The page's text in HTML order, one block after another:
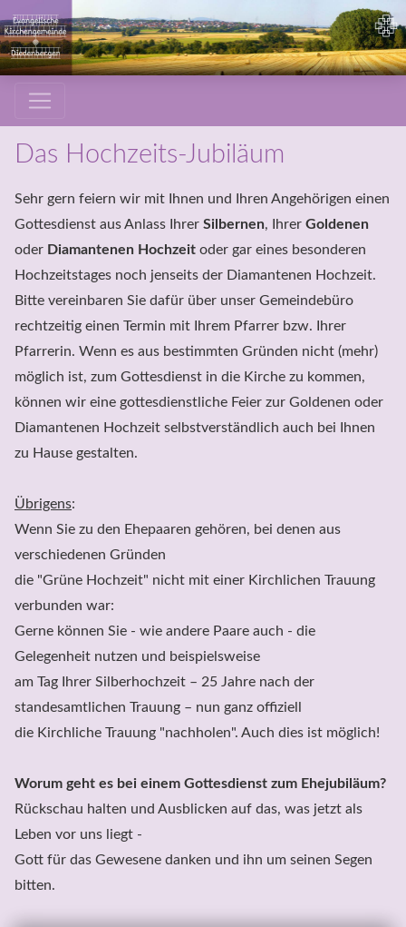
Das Hochzeits-Jubiläum
Sehr gern feiern wir mit Ihnen und Ihren Angehörigen einen
Gottesdienst aus Anlass Ihrer Silbernen, Ihrer Goldenen
oder Diamantenen Hochzeit oder gar eines besonderen
Hochzeitstages noch jenseits der Diamantenen Hochzeit.
Bitte vereinbaren Sie dafür über unser Gemeindebüro
rechtzeitig einen Termin mit Ihrem Pfarrer bzw. Ihrer
Pfarrerin. Wenn es aus bestimmten Gründen nicht (mehr)
möglich ist, zum Gottesdienst in die Kirche zu kommen,
können wir eine gottesdienstliche Feier zur Goldenen oder
Diamantenen Hochzeit selbstverständlich auch bei Ihnen
zu Hause gestalten.
Übrigens:
Wenn Sie zu den Ehepaaren gehören, bei denen aus
verschiedenen Gründen
die "Grüne Hochzeit" nicht mit einer Kirchlichen Trauung
verbunden war:
Gerne können Sie - wie andere Paare auch - die
Gelegenheit nutzen und beispielsweise
am Tag Ihrer Silberhochzeit – 25 Jahre nach der
standesamtlichen Trauung – nun ganz offiziell
die Kirchliche Trauung "nachholen". Auch dies ist möglich!
Worum geht es bei einem Gottesdienst zum Ehejubiläum?
Rückschau halten und Ausblicken auf das, was jetzt als
Leben vor uns liegt -
Gott für das Gewesene danken und ihn um seinen Segen
bitten.